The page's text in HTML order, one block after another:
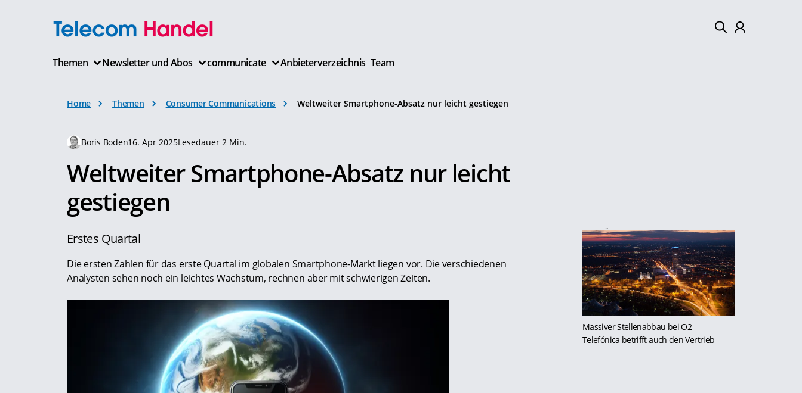
Themen Newsletter und Abos communicate Anbieterverzeichnis Team
Home Themen Consumer Communications Weltweiter Smartphone-Absatz nur leicht gestiegen
Boris Boden16. Apr 2025Lesedauer 2 Min.
Weltweiter Smartphone-Absatz nur leicht
gestiegen
Erstes Quartal
Die ersten Zahlen für das erste Quartal im globalen Smartphone-Markt liegen vor. Die verschiedenen
Analysten sehen noch ein leichtes Wachstum, rechnen aber mit schwierigen Zeiten.
DAS KÖNNTE SIE AUCH INTERESSIEREN:
Massiver Stellenabbau bei O2
Telefónica betrifft auch den Vertrieb